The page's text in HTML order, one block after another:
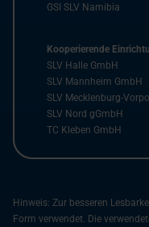
GSI SLV Namibia
Kooperierende
SLV Halle GmbH
SLV Mannheim GmbH
SLV Mecklenburg-
SLV Nord gGmbH
TC Kleben GmbH
Hinweis: Zur besseren
Form verwendet. Die